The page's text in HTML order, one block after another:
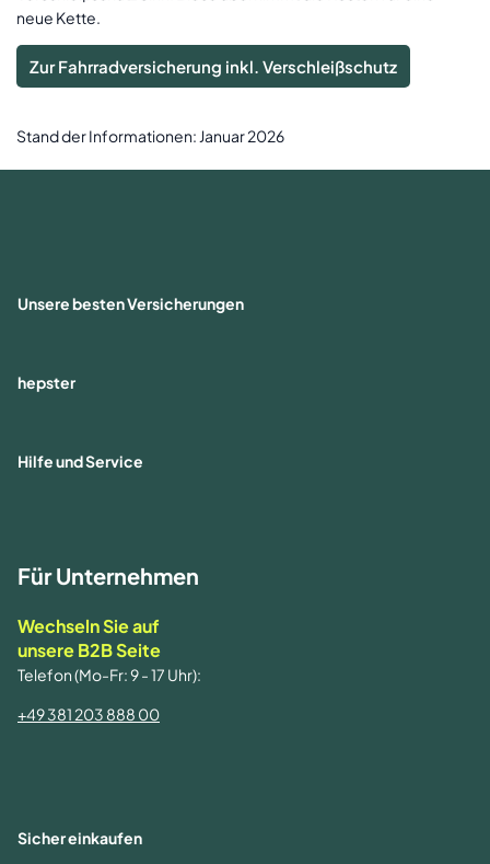
neue Kette.
Zur Fahrradversicherung inkl. Verschleißschutz
Stand der Informationen: Januar 2026
Unsere besten Versicherungen
hepster
Hilfe und Service
Für Unternehmen
Wechseln Sie auf
unsere B2B Seite
Telefon (Mo-Fr: 9 - 17 Uhr):
+49 381 203 888 00
Sicher einkaufen